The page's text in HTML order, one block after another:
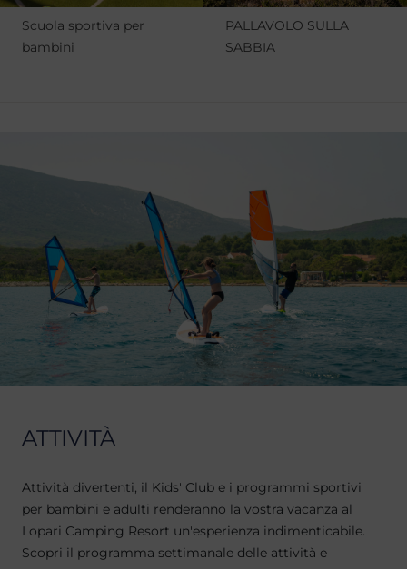
Scuola sportiva per
bambini
PALLAVOLO SULLA
SABBIA
ATTIVITÀ
Attività divertenti, il Kids' Club e i programmi sportivi
per bambini e adulti renderanno la vostra vacanza al
Lopari Camping Resort un'esperienza indimenticabile.
Scopri il programma settimanale delle attività e